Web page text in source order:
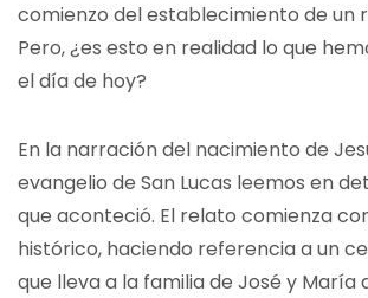
comienzo del establecimiento de un
Pero, ¿es esto en realidad lo que
el día de hoy?
En la narración del nacimiento de
evangelio de San Lucas leemos en
que aconteció. El relato comienza
histórico, haciendo referencia a un
que lleva a la familia de José y María